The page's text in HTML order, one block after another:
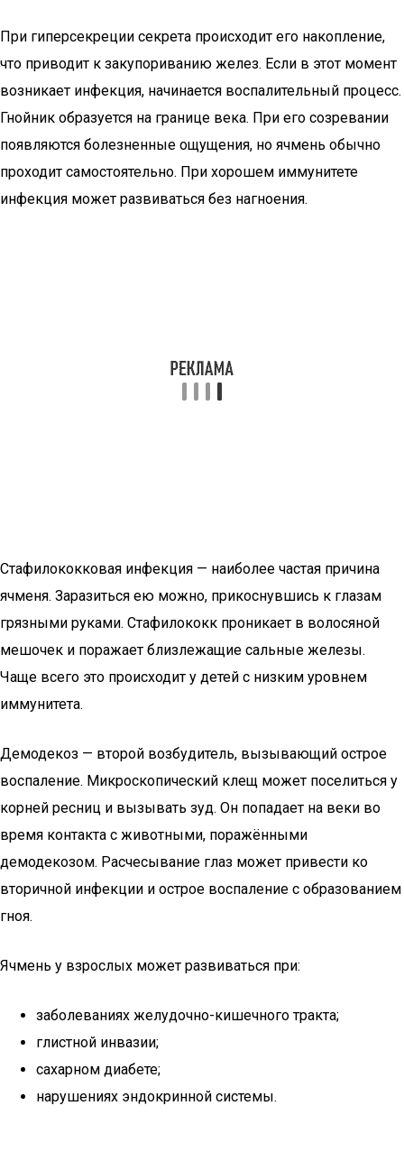
При гиперсекреции секрета происходит его накопление,
что приводит к закупориванию желез. Если в этот момент
возникает инфекция, начинается воспалительный процесс.
Гнойник образуется на границе века. При его созревании
появляются болезненные ощущения, но ячмень обычно
проходит самостоятельно. При хорошем иммунитете
инфекция может развиваться без нагноения.
Стафилококковая инфекция — наиболее частая причина
ячменя. Заразиться ею можно, прикоснувшись к глазам
грязными руками. Стафилококк проникает в волосяной
мешочек и поражает близлежащие сальные железы.
Чаще всего это происходит у детей с низким уровнем
иммунитета.
Демодекоз — второй возбудитель, вызывающий острое
воспаление. Микроскопический клещ может поселиться у
корней ресниц и вызывать зуд. Он попадает на веки во
время контакта с животными, поражёнными
демодекозом. Расчесывание глаз может привести ко
вторичной инфекции и острое воспаление с образованием
гноя.
Ячмень у взрослых может развиваться при:
заболеваниях желудочно-кишечного тракта;
глистной инвазии;
сахарном диабете;
нарушениях эндокринной системы.